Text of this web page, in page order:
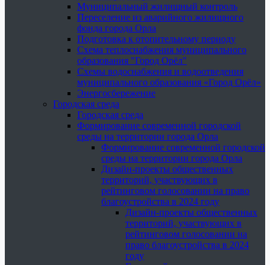
Муниципальный жилищный контроль
Переселение из аварийного жилищного
фонда города Орла
Подготовка к отопительному периоду
Схема теплоснабжения муниципального
образования "Город Орёл"
Схемы водоснабжения и водоотведения
муниципального образования «Город Орёл»
Энергосбережение
Городская среда
Городская среда
Формирование современной городской
среды на территории города Орла
Формирование современной городской
среды на территории города Орла
Дизайн-проекты общественных
территорий, участвующих в
рейтинговом голосовании на право
благоустройства в 2024 году
Дизайн-проекты общественных
территорий, участвующих в
рейтинговом голосовании на
право благоустройства в 2024
году